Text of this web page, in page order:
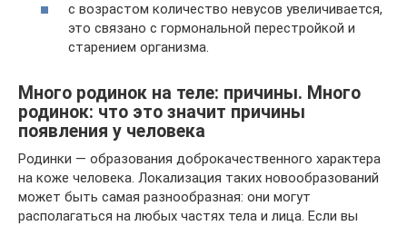
с возрастом количество невусов увеличивается,
это связано с гормональной перестройкой и
старением организма.
Много родинок на теле: причины. Много
родинок: что это значит причины
появления у человека
Родинки — образования доброкачественного характера
на коже человека. Локализация таких новообразований
может быть самая разнообразная: они могут
располагаться на любых частях тела и лица. Если вы